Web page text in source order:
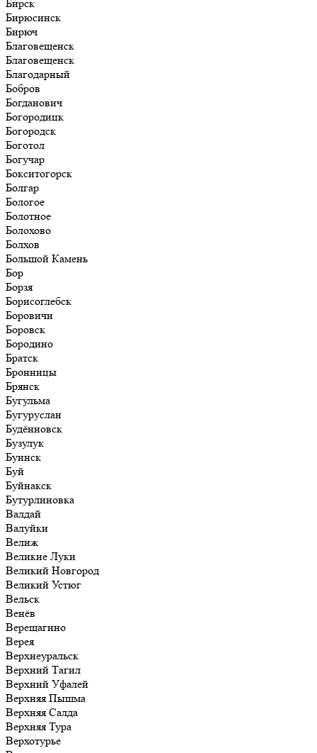
Бирск
Бирюсинск
Бирюч
Благовещенск
Благовещенск
Благодарный
Бобров
Богданович
Богородицк
Богородск
Боготол
Богучар
Бокситогорск
Болгар
Бологое
Болотное
Болохово
Болхов
Большой Камень
Бор
Борзя
Борисоглебск
Боровичи
Боровск
Бородино
Братск
Бронницы
Брянск
Бугульма
Бугуруслан
Будённовск
Бузулук
Буинск
Буй
Буйнакск
Бутурлиновка
Валдай
Валуйки
Велиж
Великие Луки
Великий Новгород
Великий Устюг
Вельск
Венёв
Верещагино
Верея
Верхнеуральск
Верхний Тагил
Верхний Уфалей
Верхняя Пышма
Верхняя Салда
Верхняя Тура
Верхотурье